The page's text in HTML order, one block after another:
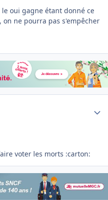
oui gagne étant donné ce
ne pourra pas s'empêcher
voter les morts :carton: